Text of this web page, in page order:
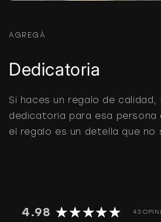
AGREGÁ
Dedicatoria
Si haces un regalo de calidad,
dedicatoria para esa persona
el regalo es un detella que no
4.98 43